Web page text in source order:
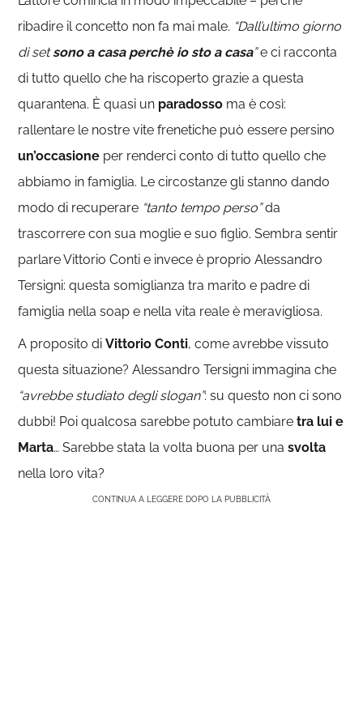
ribadire il concetto non fa mai male. “Dall’ultimo giorno
di setsono a casa perchè io sto a casa”e ci racconta
di tutto quello che ha riscoperto grazie a questa
quarantena. È quasi un paradosso ma è così:
rallentare le nostre vite frenetiche può essere persino
un’occasione per renderci conto di tutto quello che
abbiamo in famiglia. Le circostanze gli stanno dando
modo di recuperare “tanto tempo perso”da
trascorrere con sua moglie e suo figlio. Sembra sentir
parlare Vittorio Conti e invece è proprio Alessandro
Tersigni: questa somiglianza tra marito e padre di
famiglia nella soap e nella vita reale è meravigliosa.
A proposito diVittorio Conti, come avrebbe vissuto
questa situazione? Alessandro Tersigni immagina che
“avrebbe studiato degli slogan”: su questo non ci sono
dubbi! Poi qualcosa sarebbe potuto cambiaretra lui e
Marta… Sarebbe stata la volta buona per unasvolta
nella loro vita?
CONTINUA A LEGGERE DOPO LA PUBBLICITÀ